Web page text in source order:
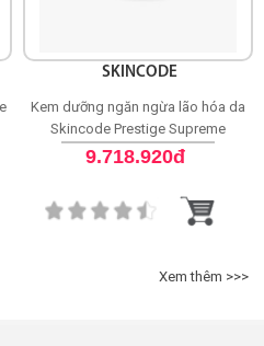
SKINCODE
Kem dưỡng ngăn ngừa lão hóa da
Skincode Prestige Supreme
Perfection Cashmere Cream
9.718.920đ
Xem thêm >>>